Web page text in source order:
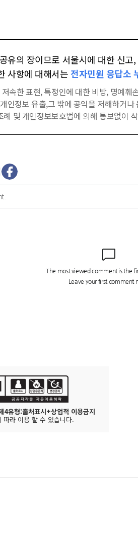
유의 장이므로 서울시에 대한 신고
사항에 대해서는 전자민원 응답소
속한 표현, 특정인에 대한 비방, 명예훼
인정보 유출,그 밖에 공익을 저해하거나
및 개인정보보호법에 의해 통보없이
4유형:출처표시+상업적 이용금지
따라 이용 할 수 있습니다.